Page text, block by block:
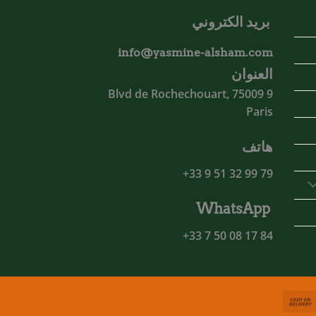
بريد الكتروني
info@yasmine-alsham.com
العنوان
9 Blvd de Rochechouart, 75009
Paris
هاتف
79 99 32 51 9 33+
84 17 08 50 7 33+